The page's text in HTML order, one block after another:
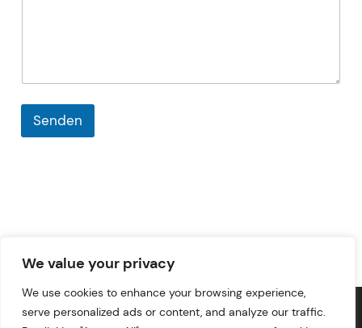
We value your privacy
We use cookies to enhance your browsing experience,
serve personalized ads or content, and analyze our traffic.
a
h
Senden
SBZ Bad Waldsee
Stolz präsentiert von SBZ Bad Waldsee
Wir verwenden Cookies, um dir die bestmögliche Erfahrung auf
unserer Website zu bieten.